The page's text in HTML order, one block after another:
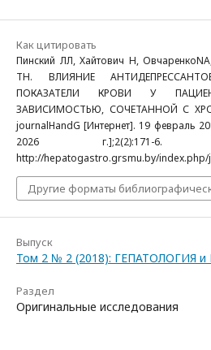
Как цитировать
Пинский ЛЛ, Хайтович Н,
ТН. ВЛИЯНИЕ
ПОКАЗАТЕЛИ КРОВИ У
ЗАВИСИМОСТЬЮ, СОЧЕТАННОЙ С
journalHandG [Интернет]. 19 февраль
2026 г.];2(2):171-
http://hepatogastro.grsmu.by/index.php/
Другие форматы
Выпуск
Том 2 № 2 (2018): ГЕПАТОЛОГИЯ
Раздел
Оригинальные исследования